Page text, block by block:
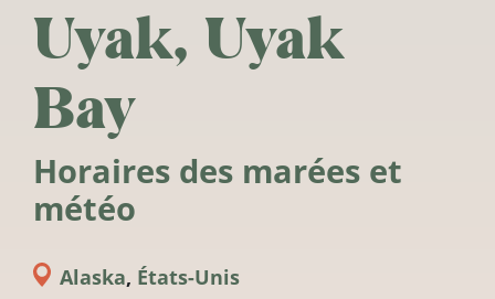
Uyak, Uyak
Bay
Horaires des marées et
météo
Alaska, États-Unis